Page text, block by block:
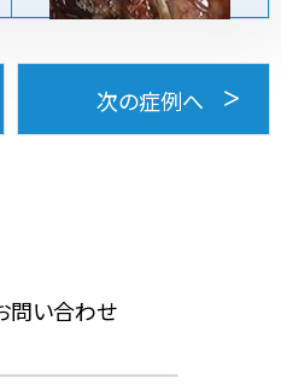
次の症例へ
問い合わせ